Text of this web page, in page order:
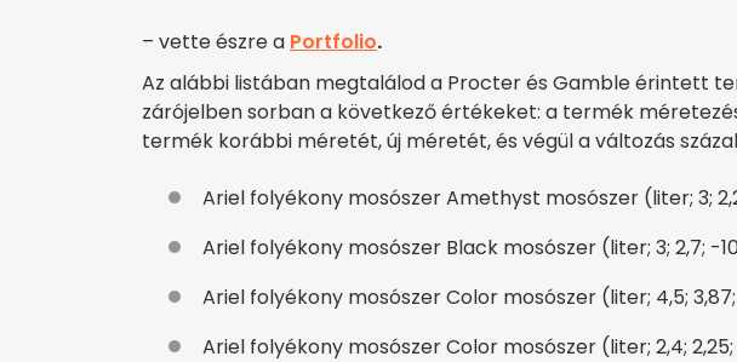
– vette észre a Portfolio.
Az alábbi listában megtalálod a Procter és Gamble érintett
zárójelben sorban a következő értékeket: a termék
termék korábbi méretét, új méretét, és végül a változás
Ariel folyékony mosószer Amethyst mosószer (liter; 3;
Ariel folyékony mosószer Black mosószer (liter; 3; 2,7; -
Ariel folyékony mosószer Color mosószer (liter; 4,5; 3,87;
Ariel folyékony mosószer Color mosószer (liter; 2,4; 2,25;